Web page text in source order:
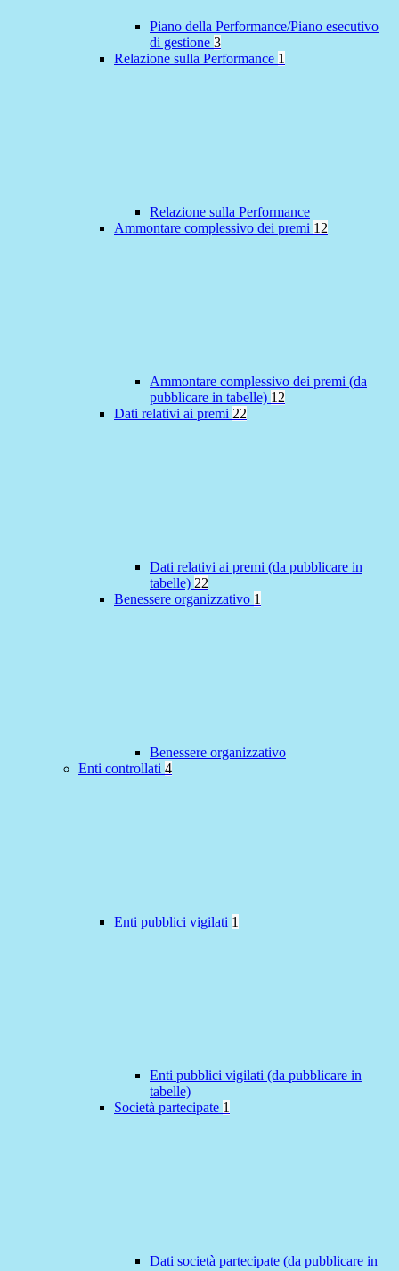
Piano della Performance/Piano esecutivo
di gestione 3
Relazione sulla Performance 1
Relazione sulla Performance
Ammontare complessivo dei premi 12
Ammontare complessivo dei premi (da
pubblicare in tabelle) 12
Dati relativi ai premi 22
Dati relativi ai premi (da pubblicare in
tabelle) 22
Benessere organizzativo 1
Benessere organizzativo
Enti controllati 4
Enti pubblici vigilati 1
Enti pubblici vigilati (da pubblicare in
tabelle)
Società partecipate 1
Dati società partecipate (da pubblicare in